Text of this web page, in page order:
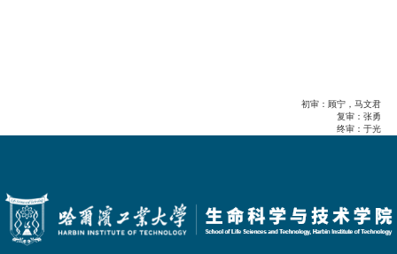
初审：顾宁，马文君
复审：张勇
终审：于光